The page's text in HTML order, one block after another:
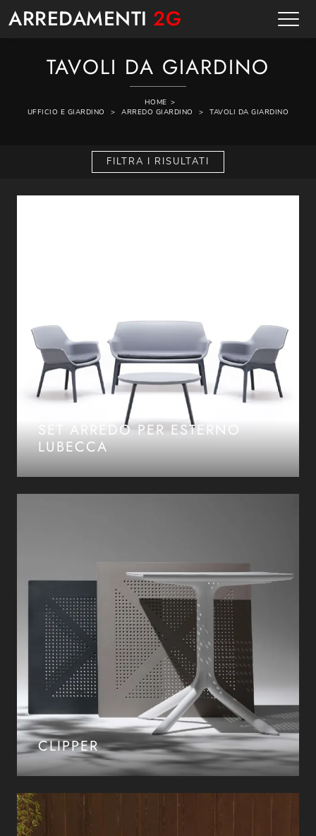
ARREDAMENTI 2G
TAVOLI DA GIARDINO
HOME >
UFFICIO E GIARDINO
> ARREDO GIARDINO > TAVOLI DA GIARDINO
FILTRA I RISULTATI
SET ARREDO PER ESTERNO
LUBECCA
CLIPPER